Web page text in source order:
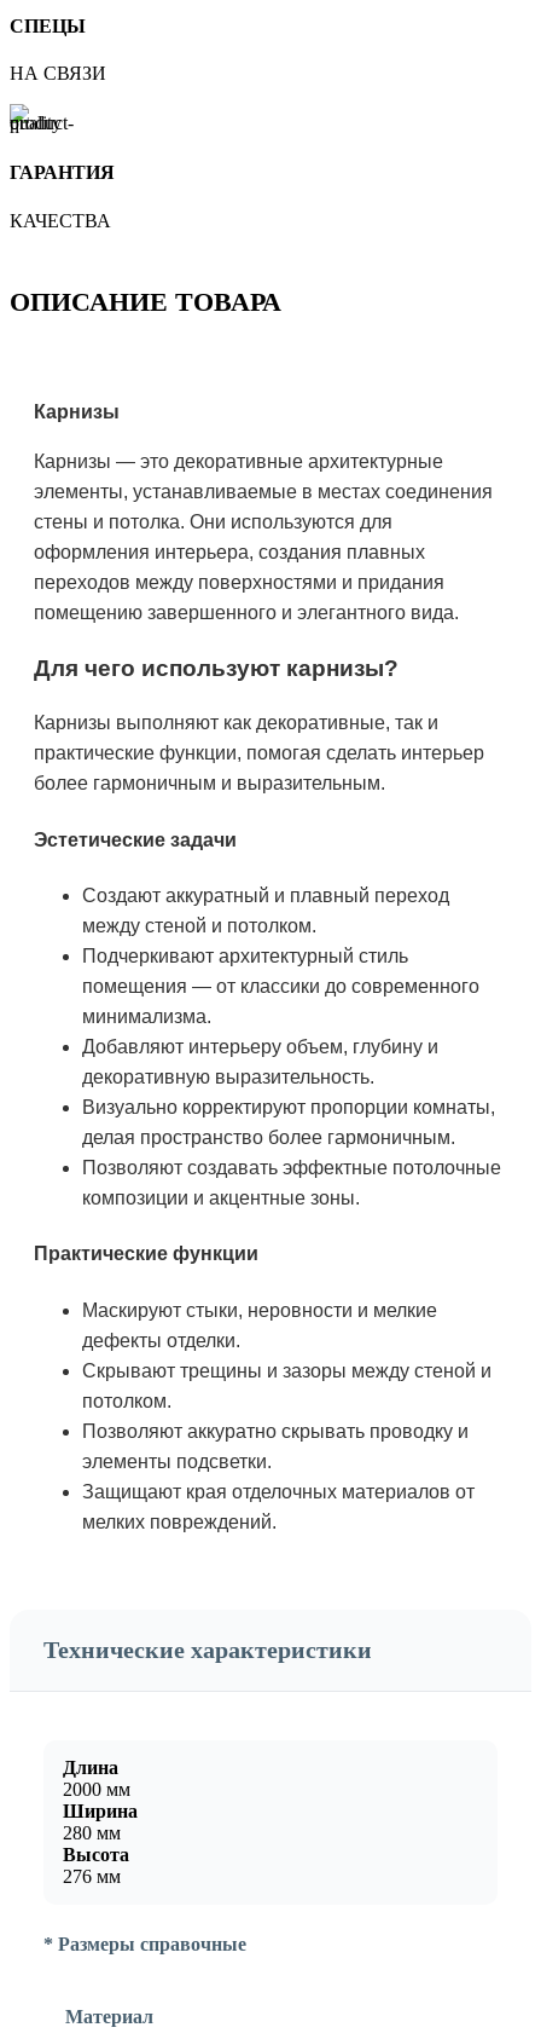
СПЕЦЫ
НА СВЯЗИ
ГАРАНТИЯ
КАЧЕСТВА
ОПИСАНИЕ ТОВАРА
Карнизы
Карнизы — это декоративные архитектурные
элементы, устанавливаемые в местах соединения
стены и потолка. Они используются для
оформления интерьера, создания плавных
переходов между поверхностями и придания
помещению завершенного и элегантного вида.
Для чего используют карнизы?
Карнизы выполняют как декоративные, так и
практические функции, помогая сделать интерьер
более гармоничным и выразительным.
Эстетические задачи
Создают аккуратный и плавный переход
между стеной и потолком.
Подчеркивают архитектурный стиль
помещения — от классики до современного
минимализма.
Добавляют интерьеру объем, глубину и
декоративную выразительность.
Визуально корректируют пропорции комнаты,
делая пространство более гармоничным.
Позволяют создавать эффектные потолочные
композиции и акцентные зоны.
Практические функции
Маскируют стыки, неровности и мелкие
дефекты отделки.
Скрывают трещины и зазоры между стеной и
потолком.
Позволяют аккуратно скрывать проводку и
элементы подсветки.
Защищают края отделочных материалов от
мелких повреждений.
Технические характеристики
Длина
2000 мм
Ширина
280 мм
Высота
276 мм
* Размеры справочные
Материал